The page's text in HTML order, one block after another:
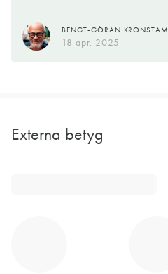
BENGT-GÖRAN KRONSTAM
18 apr. 2025
Externa betyg